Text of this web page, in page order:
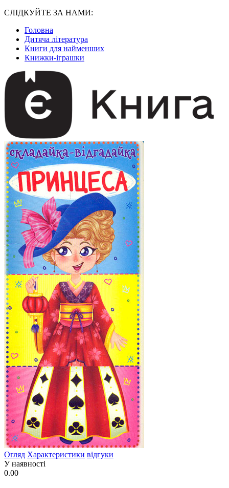
СЛІДКУЙТЕ ЗА НАМИ:
Головна
Дитяча література
Книги для найменших
Книжки-іграшки
Огляд Характеристики відгуки
У наявності
0.00